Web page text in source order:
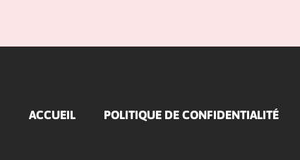
ACCUEIL POLITIQUE DE CONFIDENTIALITÉ